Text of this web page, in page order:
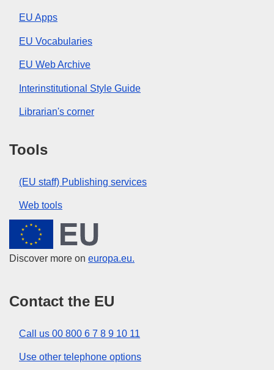
EU Apps
EU Vocabularies
EU Web Archive
Interinstitutional Style Guide
Librarian's corner
Tools
(EU staff) Publishing services
Web tools
European Union
Discover more on europa.eu.
Contact the EU
Call us 00 800 6 7 8 9 10 11
Use other telephone options